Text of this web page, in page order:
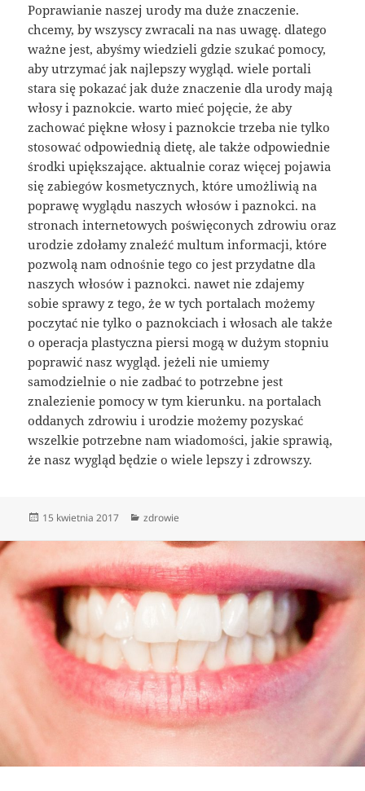
Poprawianie naszej urody ma duże znaczenie.
chcemy, by wszyscy zwracali na nas uwagę. dlatego
ważne jest, abyśmy wiedzieli gdzie szukać pomocy,
aby utrzymać jak najlepszy wygląd. wiele portali
stara się pokazać jak duże znaczenie dla urody mają
włosy i paznokcie. warto mieć pojęcie, że aby
zachować piękne włosy i paznokcie trzeba nie tylko
stosować odpowiednią dietę, ale także odpowiednie
środki upiększające. aktualnie coraz więcej pojawia
się zabiegów kosmetycznych, które umożliwią na
poprawę wyglądu naszych włosów i paznokci. na
stronach internetowych poświęconych zdrowiu oraz
urodzie zdołamy znaleźć multum informacji, które
pozwolą nam odnośnie tego co jest przydatne dla
naszych włosów i paznokci. nawet nie zdajemy
sobie sprawy z tego, że w tych portalach możemy
poczytać nie tylko o paznokciach i włosach ale także
o operacja plastyczna piersi mogą w dużym stopniu
poprawić nasz wygląd. jeżeli nie umiemy
samodzielnie o nie zadbać to potrzebne jest
znalezienie pomocy w tym kierunku. na portalach
oddanych zdrowiu i urodzie możemy pozyskać
wszelkie potrzebne nam wiadomości, jakie sprawią,
że nasz wygląd będzie o wiele lepszy i zdrowszy.
Data
15 kwietnia 2017 Kategorie
zdrowie